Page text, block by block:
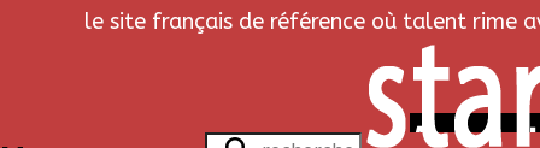
le site français de référence où talent rime